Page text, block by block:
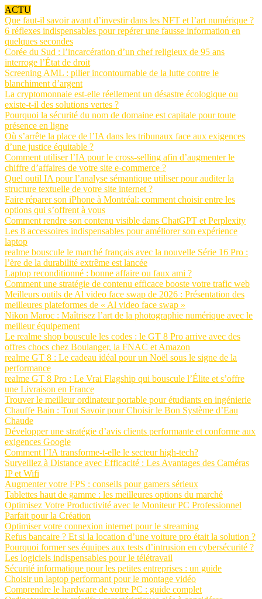
ACTU
Que faut-il savoir avant d’investir dans les NFT et l’art numérique ?
6 réflexes indispensables pour repérer une fausse information en
quelques secondes
Corée du Sud : l’incarcération d’un chef religieux de 95 ans
interroge l’État de droit
Screening AML : pilier incontournable de la lutte contre le
blanchiment d’argent
La cryptomonnaie est-elle réellement un désastre écologique ou
existe-t-il des solutions vertes ?
Pourquoi la sécurité du nom de domaine est capitale pour toute
présence en ligne
Où s’arrête la place de l’IA dans les tribunaux face aux exigences
d’une justice équitable ?
Comment utiliser l’IA pour le cross-selling afin d’augmenter le
chiffre d’affaires de votre site e-commerce ?
Quel outil IA pour l’analyse sémantique utiliser pour auditer la
structure textuelle de votre site internet ?
Faire réparer son iPhone à Montréal: comment choisir entre les
options qui s’offrent à vous
Comment rendre son contenu visible dans ChatGPT et Perplexity
Les 8 accessoires indispensables pour améliorer son expérience
laptop
realme bouscule le marché français avec la nouvelle Série 16 Pro :
l’ère de la durabilité extrême est lancée
Laptop reconditionné : bonne affaire ou faux ami ?
Comment une stratégie de contenu efficace booste votre trafic web
Meilleurs outils de Al video face swap de 2026 : Présentation des
meilleures plateformes de « Al video face swap »
Nikon Maroc : Maîtrisez l’art de la photographie numérique avec le
meilleur équipement
Le realme shop bouscule les codes : le GT 8 Pro arrive avec des
offres chocs chez Boulanger, la FNAC et Amazon
realme GT 8 : Le cadeau idéal pour un Noël sous le signe de la
performance
realme GT 8 Pro : Le Vrai Flagship qui bouscule l’Élite et s’offre
une Livraison en France
Trouver le meilleur ordinateur portable pour étudiants en ingénierie
Chauffe Bain : Tout Savoir pour Choisir le Bon Système d’Eau
Chaude
Développer une stratégie d’avis clients performante et conforme aux
exigences Google
Comment l’IA transforme-t-elle le secteur high-tech?
Surveillez à Distance avec Efficacité : Les Avantages des Caméras
IP et Wifi
Augmenter votre FPS : conseils pour gamers sérieux
Tablettes haut de gamme : les meilleures options du marché
Optimisez Votre Productivité avec le Moniteur PC Professionnel
Parfait pour la Création
Optimiser votre connexion internet pour le streaming
Refus bancaire ? Et si la location d’une voiture pro était la solution ?
Pourquoi former ses équipes aux tests d’intrusion en cybersécurité ?
Les logiciels indispensables pour le télétravail
Sécurité informatique pour les petites entreprises : un guide
Choisir un laptop performant pour le montage vidéo
Comprendre le hardware de votre PC : guide complet